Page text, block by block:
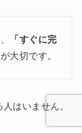
「すぐに完
大切です。
はいません。